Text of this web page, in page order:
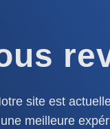
site est
une meilleure